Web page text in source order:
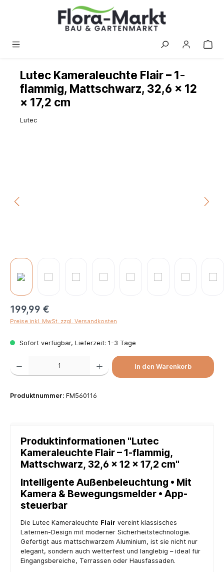
Lutec Kameraleuchte Flair – 1-
flammig, Mattschwarz, 32,6 × 12
× 17,2 cm
Lutec
199,99 €
Preise inkl. MwSt. zzgl. Versandkosten
Sofort verfügbar, Lieferzeit: 1-3 Tage
Produkt Anzahl: Gib den gewünschten Wert ein oder benutze die Schaltflächen um die
In den Warenkorb
Produktnummer: FM560116
Produktinformationen "Lutec
Kameraleuchte Flair – 1-flammig,
Mattschwarz, 32,6 × 12 × 17,2 cm"
Intelligente Außenbeleuchtung • Mit
Kamera & Bewegungsmelder • App-
steuerbar
Die Lutec Kameraleuchte Flair vereint klassisches
Laternen-Design mit moderner Sicherheitstechnologie.
Gefertigt aus mattschwarzem Aluminium, ist sie nicht nur
elegant, sondern auch wetterfest und langlebig – ideal für
Eingangsbereiche, Terrassen oder Hausfassaden.